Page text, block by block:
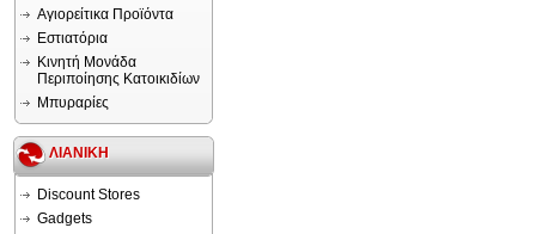
Αγιορείτικα Προϊόντα
Εστιατόρια
Κινητή Μονάδα
Περιποίησης Κατοικιδίων
Μπυραρίες
ΛΙΑΝΙΚΗ
Discount Stores
Gadgets